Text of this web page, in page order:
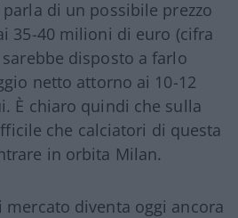
di un possibile prezzo
35-40 milioni di euro (cifra
disposto a farlo
netto attorno ai 10-12
È chiaro quindi che sulla
che calciatori di questa
in orbita Milan.
diventa oggi ancora